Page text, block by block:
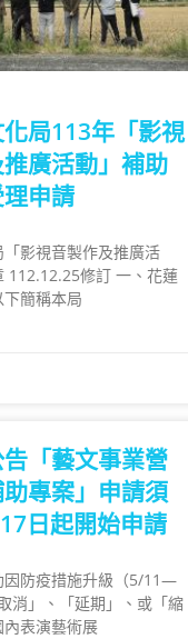
局113年「影視
廣活動」補助
申請
影視音製作及推廣活
112.12.25修訂 一、花蓮
簡稱本局
「藝文事業營
專案」申請須
日起開始申請
因防疫措施升級（5/11—
消」、「延期」、或「縮
表演藝術展